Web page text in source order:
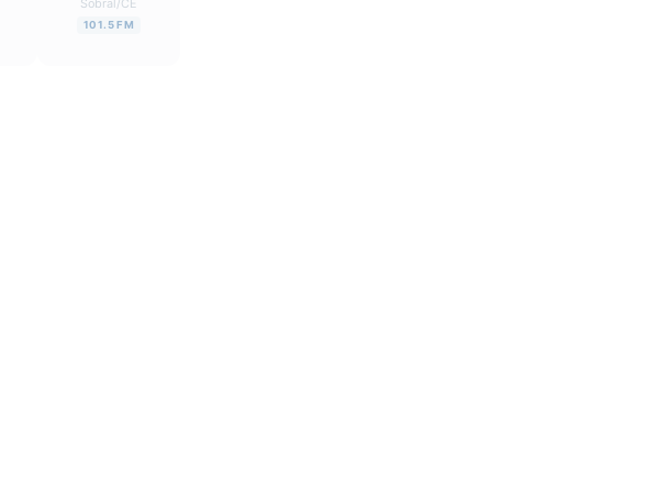
101.5 FM